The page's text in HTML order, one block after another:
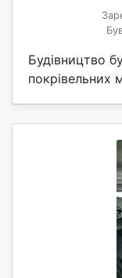
Будівництво
покрівельних